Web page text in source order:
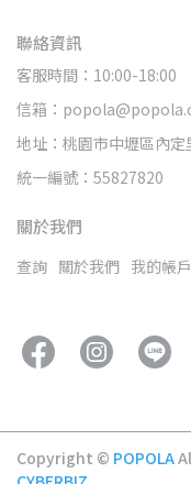
聯絡資訊
客服時間：10:00-18:00
信箱：
地址：桃園市中壢區內
統一編號：55827820
關於我們
查詢 關於我們 我的帳戶
Copyright © POPOLA